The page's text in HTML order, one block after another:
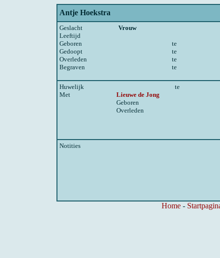
Antje Hoekstra
Geslacht
Vrouw
Leeftijd
Geboren
te
Gedoopt
te
Overleden
te
Begraven
te
Huwelijk
te
Met
Lieuwe de Jong
Geboren
Overleden
Notities
Home-